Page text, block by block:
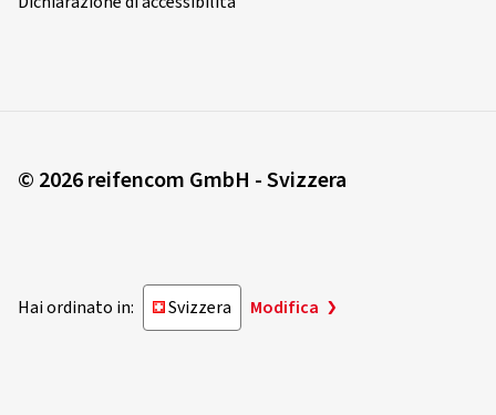
© 2026 reifencom GmbH - Svizzera
Hai ordinato in: Svizzera Modifica